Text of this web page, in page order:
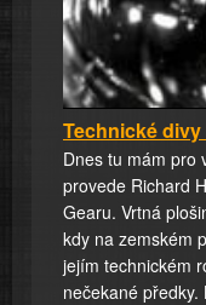
Technické
Dnes tu mám pro
provede Richard
Gearu. Vrtná
kdy na zemském
jejím technickém
nečekané